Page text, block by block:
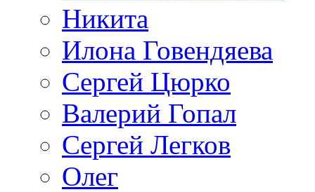
Никита
Илона Говендяева
Сергей Цюрко
Валерий Гопал
Сергей Легков
Олег